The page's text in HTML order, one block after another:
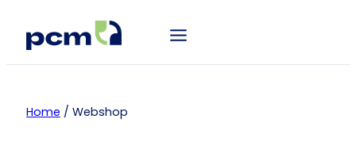
Home / Webshop